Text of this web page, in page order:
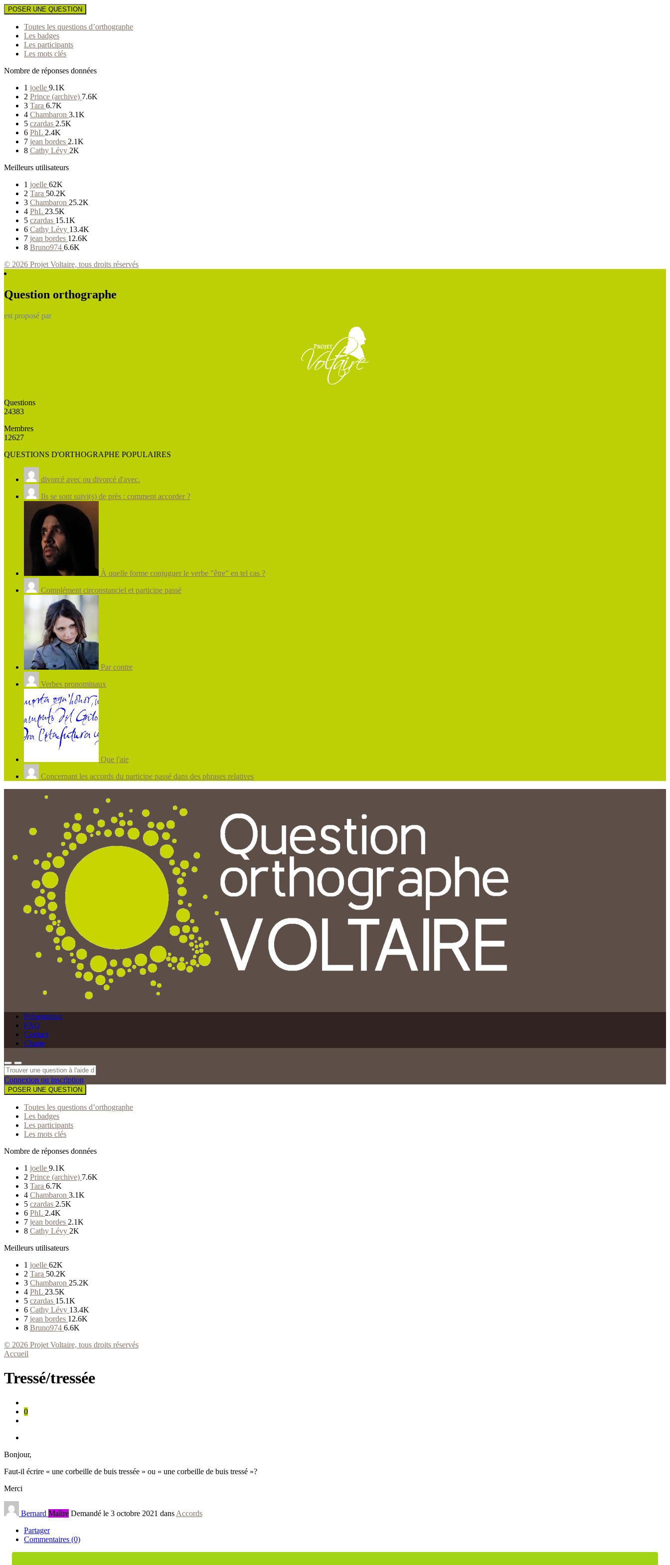
POSER UNE QUESTION
Toutes les questions d’orthographe
Les badges
Les participants
Les mots clés
Nombre de réponses données
1 joelle 9.1K
2 Prince (archive) 7.6K
3 Tara 6.7K
4 Chambaron 3.1K
5 czardas 2.5K
6 PhL 2.4K
7 jean bordes 2.1K
8 Cathy Lévy 2K
Meilleurs utilisateurs
1 joelle 62K
2 Tara 50.2K
3 Chambaron 25.2K
4 PhL 23.5K
5 czardas 15.1K
6 Cathy Lévy 13.4K
7 jean bordes 12.6K
8 Bruno974 6.6K
© 2026 Projet Voltaire, tous droits réservés
Question orthographe
est proposé par
Questions
24383
Membres
12627
QUESTIONS D'ORTHOGRAPHE POPULAIRES
divorcé avec ou divorcé d'avec.
Ils se sont suivi(s) de près : comment accorder ?
À quelle forme conjuguer le verbe "être" en tel cas ?
Complément circonstanciel et participe passé
Par contre
Verbes pronominaux
Que j'aie
Concernant les accords du participe passé dans des phrases relatives
Présentation
FAQ
Contact
Charte
Connexion ou inscription
POSER UNE QUESTION
Toutes les questions d’orthographe
Les badges
Les participants
Les mots clés
Nombre de réponses données
1 joelle 9.1K
2 Prince (archive) 7.6K
3 Tara 6.7K
4 Chambaron 3.1K
5 czardas 2.5K
6 PhL 2.4K
7 jean bordes 2.1K
8 Cathy Lévy 2K
Meilleurs utilisateurs
1 joelle 62K
2 Tara 50.2K
3 Chambaron 25.2K
4 PhL 23.5K
5 czardas 15.1K
6 Cathy Lévy 13.4K
7 jean bordes 12.6K
8 Bruno974 6.6K
© 2026 Projet Voltaire, tous droits réservés
Accueil
Tressé/tressée
0
Bonjour,
Faut-il écrire « une corbeille de buis tressée » ou « une corbeille de buis tressé »?
Merci
Bernard Maître Demandé le 3 octobre 2021 dans Accords
Partager
Commentaires (0)